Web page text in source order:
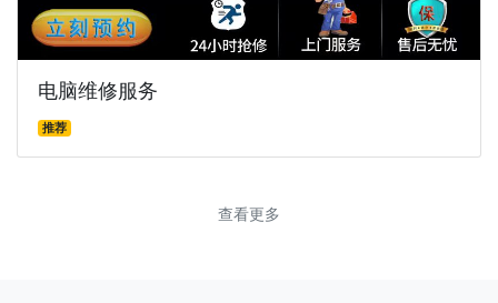
电脑维修服务
推荐
查看更多